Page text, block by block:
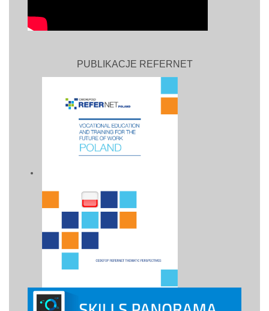
PUBLIKACJE REFERNET